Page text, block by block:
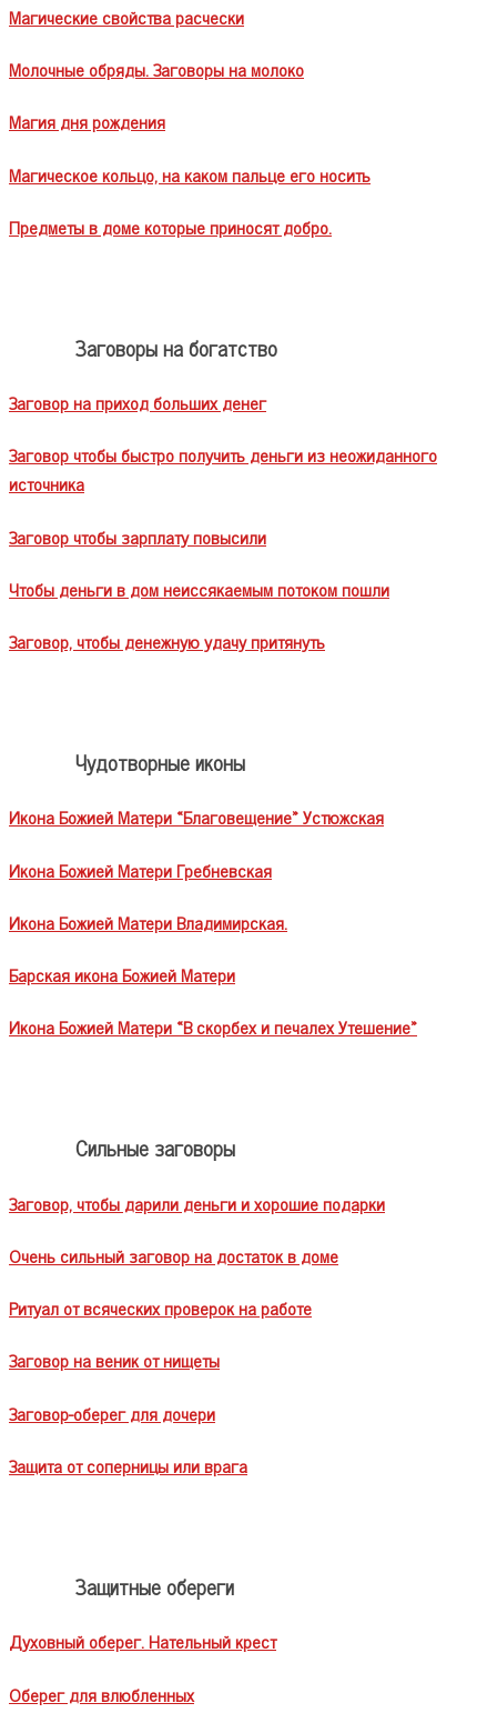
Магические свойства расчески
Молочные обряды. Заговоры на молоко
Магия дня рождения
Магическое кольцо, на каком пальце его носить
Предметы в доме которые приносят добро.
Заговоры на богатство
Заговор на приход больших денег
Заговор чтобы быстро получить деньги из неожиданного
источника
Заговор чтобы зарплату повысили
Чтобы деньги в дом неиссякаемым потоком пошли
Заговор, чтобы денежную удачу притянуть
Чудотворные иконы
Икона Божией Матери «Благовещение» Устюжская
Икона Божией Матери Гребневская
Икона Божией Матери Владимирская.
Барская икона Божией Матери
Икона Божией Матери «В скорбех и печалех Утешение»
Сильные заговоры
Заговор, чтобы дарили деньги и хорошие подарки
Очень сильный заговор на достаток в доме
Ритуал от всяческих проверок на работе
Заговор на веник от нищеты
Заговор-оберег для дочери
Защита от соперницы или врага
Защитные обереги
Духовный оберег. Нательный крест
Оберег для влюбленных